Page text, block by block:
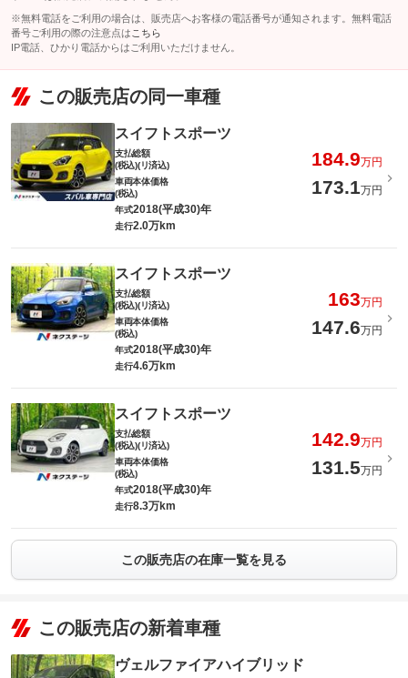
※無料電話をご利用の場合は、販売店へお客様の電話番号が通知されます。無料電話
番号ご利用の際の注意点は こちら
IP電話、ひかり電話からはご利用いただけません。
この販売店の同一車種
スイフトスポーツ
支払総額
(税込)(リ済込)
184.9万円
車両本体価格
(税込)
173.1万円
年式2018(平成30)年
走行2.0万km
スイフトスポーツ
支払総額
(税込)(リ済込)
163万円
車両本体価格
(税込)
147.6万円
年式2018(平成30)年
走行4.6万km
スイフトスポーツ
支払総額
(税込)(リ済込)
142.9万円
車両本体価格
(税込)
131.5万円
年式2018(平成30)年
走行8.3万km
この販売店の在庫一覧を見る
この販売店の新着車種
ヴェルファイアハイブリッド